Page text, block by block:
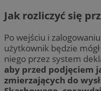
Jak rozliczyć się
Po wejściu i
użytkownik będzie
niego przez system
aby przed podjęciem
zmierzających do